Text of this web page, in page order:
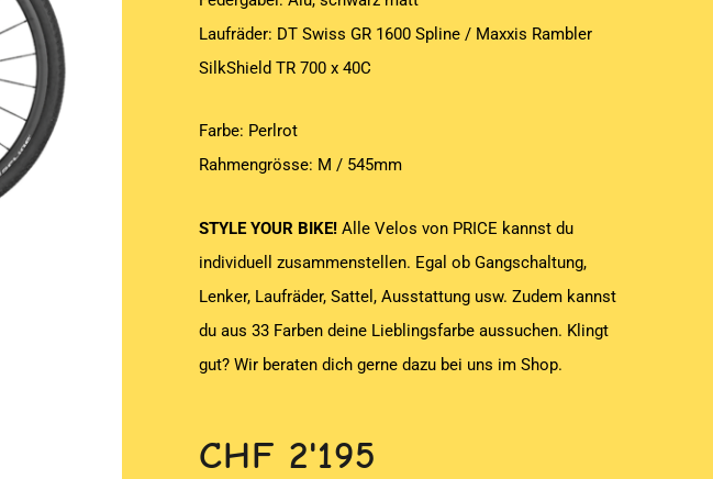
Laufräder: DT Swiss GR 1600 Spline / Maxxis Rambler
SilkShield TR 700 x 40C
Farbe: Perlrot
Rahmengrösse: M / 545mm
STYLE YOUR BIKE! Alle Velos von PRICE kannst du
individuell zusammenstellen. Egal ob Gangschaltung,
Lenker, Laufräder, Sattel, Ausstattung usw. Zudem kannst
du aus 33 Farben deine Lieblingsfarbe aussuchen. Klingt
gut? Wir beraten dich gerne dazu bei uns im Shop.
CHF 2'195